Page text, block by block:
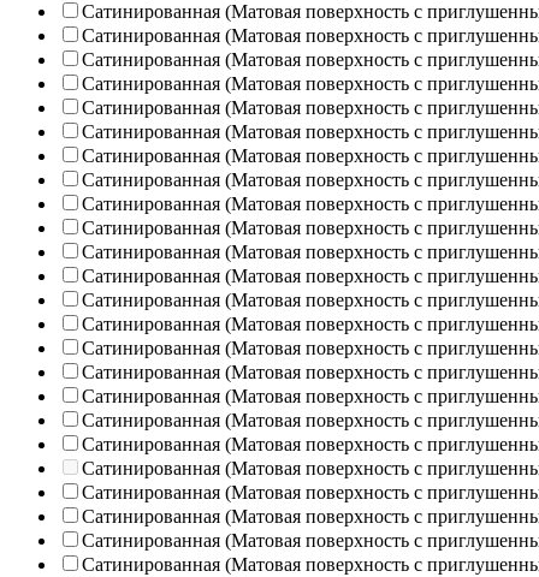
Сатинированная (Матовая поверхность с
Сатинированная (Матовая поверхность с
Сатинированная (Матовая поверхность с
Сатинированная (Матовая поверхность с
Сатинированная (Матовая поверхность с
Сатинированная (Матовая поверхность с
Сатинированная (Матовая поверхность с
Сатинированная (Матовая поверхность с
Сатинированная (Матовая поверхность с
Сатинированная (Матовая поверхность с
Сатинированная (Матовая поверхность с
Сатинированная (Матовая поверхность с
Сатинированная (Матовая поверхность с
Сатинированная (Матовая поверхность с
Сатинированная (Матовая поверхность с
Сатинированная (Матовая поверхность с
Сатинированная (Матовая поверхность с
Сатинированная (Матовая поверхность с
Сатинированная (Матовая поверхность с
Сатинированная (Матовая поверхность с
Сатинированная (Матовая поверхность с
Сатинированная (Матовая поверхность с
Сатинированная (Матовая поверхность с
Сатинированная (Матовая поверхность с